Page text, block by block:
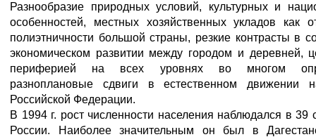
Разнообразие природных условий, культурных и
особенностей, местных хозяйственных укладов как
полиэтничности большой страны, резкие контрасты в
экономическом развитии между городом и деревней,
периферией на всех уровнях во многом
разноплановые сдвиги в естественном движении
Российской Федерации.
В 1994 г. рост численности населения наблюдался в 39
России. Наиболее значительным он был в